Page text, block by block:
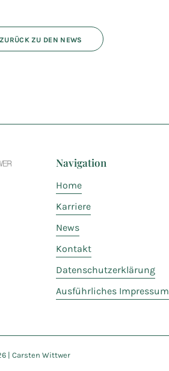
ZURÜCK ZU DEN NEWS
Navigation
Home
Karriere
News
Kontakt
Datenschutzerklärung
Ausführliches Impressum
| Carsten Wittwer